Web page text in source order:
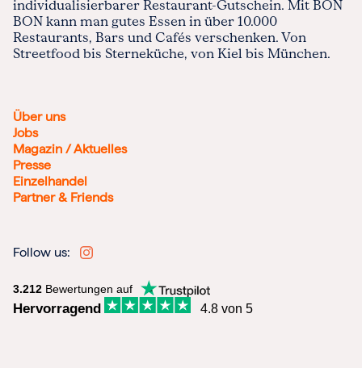
individualisierbarer Restaurant-Gutschein. Mit BON
BON kann man gutes Essen in über 10.000
Restaurants, Bars und Cafés verschenken. Von
Streetfood bis Sterneküche, von Kiel bis München.
Über uns
Jobs
Magazin / Aktuelles
Presse
Einzelhandel
Partner & Friends
Follow us:
3.212 Bewertungen auf
Hervorragend 4.8 von 5